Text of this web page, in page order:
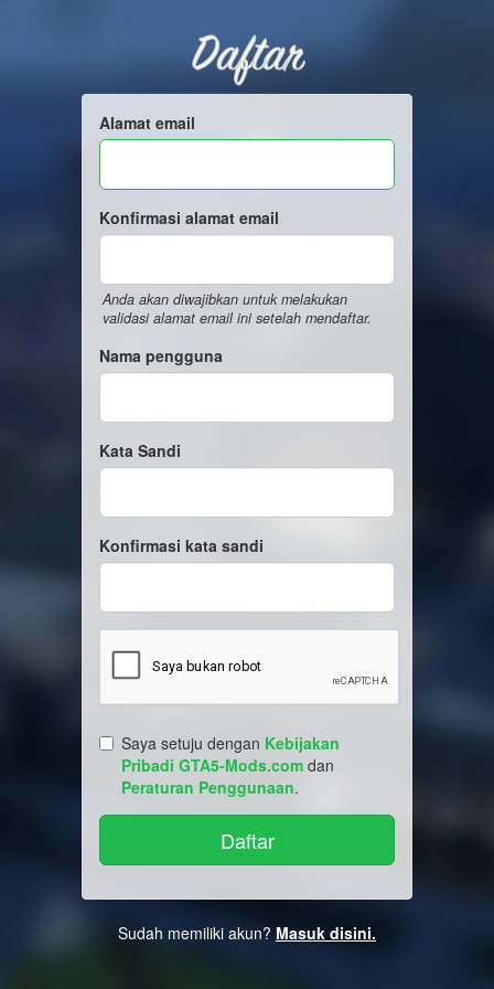
Daftar
Alamat email
Konfirmasi alamat email
Anda akan diwajibkan untuk melakukan
validasi alamat email ini setelah mendaftar.
Nama pengguna
Kata Sandi
Konfirmasi kata sandi
Saya setuju dengan Kebijakan
Pribadi GTA5-Mods.com dan
Peraturan Penggunaan.
Sudah memiliki akun? Masuk disini.